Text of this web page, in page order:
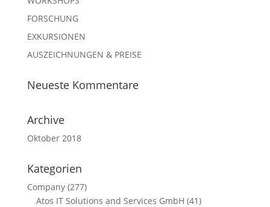
FORSCHUNG
EXKURSIONEN
AUSZEICHNUNGEN & PREISE
Neueste Kommentare
Archive
Oktober 2018
Kategorien
Company(277)
Atos IT Solutions and Services GmbH (41)